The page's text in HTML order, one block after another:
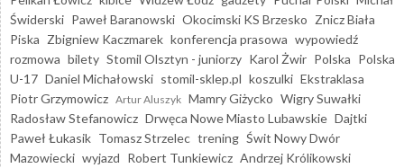
Świderski Paweł Baranowski Okocimski KS Brzesko Znicz Biała
Piska Zbigniew Kaczmarek konferencja prasowa wypowiedź
rozmowa bilety Stomil Olsztyn - juniorzy Karol Żwir Polska Polska
U-17 Daniel Michałowski stomil-sklep.pl koszulki Ekstraklasa
Piotr Grzymowicz Artur Aluszyk Mamry Giżycko Wigry Suwałki
Radosław Stefanowicz Drwęca Nowe Miasto Lubawskie Dajtki
Paweł Łukasik Tomasz Strzelec trening Świt Nowy Dwór
Mazowiecki wyjazd Robert Tunkiewicz Andrzej Królikowski